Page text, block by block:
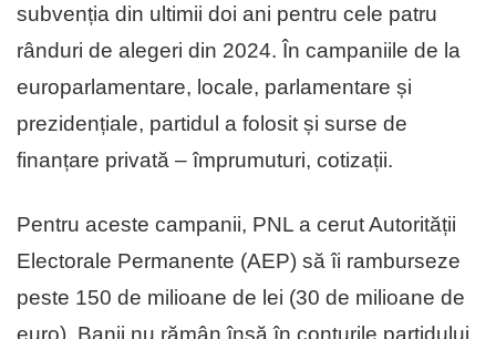
subvenția din ultimii doi ani pentru cele patru
rânduri de alegeri din 2024. În campaniile de la
europarlamentare, locale, parlamentare și
prezidențiale, partidul a folosit și surse de
finanțare privată – împrumuturi, cotizații.
Pentru aceste campanii, PNL a cerut Autorității
Electorale Permanente (AEP) să îi ramburseze
peste 150 de milioane de lei (30 de milioane de
euro). Banii nu rămân însă în conturile partidului,